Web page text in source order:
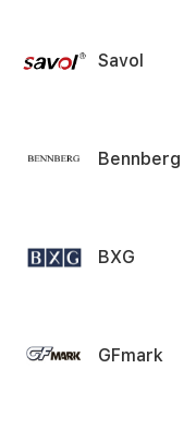
Savol
Bennberg
BXG
GFmark